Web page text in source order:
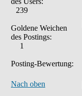
239
Goldene Weichen
des Postings:
1
Posting-Bewertung:
Nach oben